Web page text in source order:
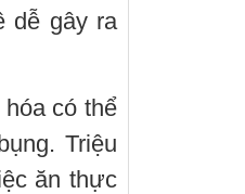
dễ gây ra
có thể
Triệu
ăn thực